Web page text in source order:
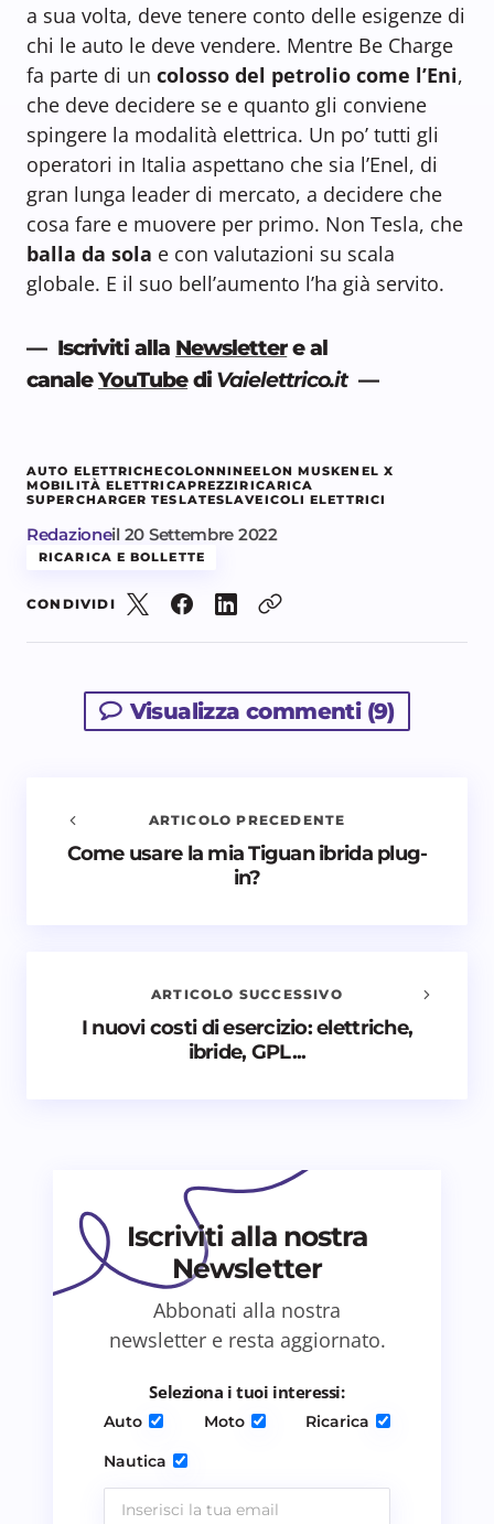
a sua volta, deve tenere conto delle esigenze di
chi le auto le deve vendere. Mentre Be Charge
fa parte di un colosso del petrolio come l’Eni,
che deve decidere se e quanto gli conviene
spingere la modalità elettrica. Un po’ tutti gli
operatori in Italia aspettano che sia l’Enel, di
gran lunga leader di mercato, a decidere che
cosa fare e muovere per primo. Non Tesla, che
balla da sola e con valutazioni su scala
globale. E il suo bell’aumento l’ha già servito.
— Iscriviti alla Newslettere al
canaleYouTubediVaielettrico.it—
AUTO ELETTRICHECOLONNINEELON MUSKENEL X
MOBILITÀ ELETTRICAPREZZIRICARICA
SUPERCHARGER TESLATESLAVEICOLI ELETTRICI
Redazioneil 20 Settembre 2022
RICARICA E BOLLETTE
CONDIVIDI
Visualizza commenti (9)
Salva il mio nome e email in questo browser
per il prossimo commento.
Avvisami quando vengono aggiunti nuovi
Invia commento
ARTICOLO PRECEDENTE
Come usare la mia Tiguan ibrida plug-
in?
ARTICOLO SUCCESSIVO
I nuovi costi di esercizio: elettriche,
ibride, GPL...
Iscriviti alla nostra
Newsletter
Abbonati alla nostra
newsletter e resta aggiornato.
Seleziona i tuoi interessi:
Auto Moto
Ricarica
Nautica